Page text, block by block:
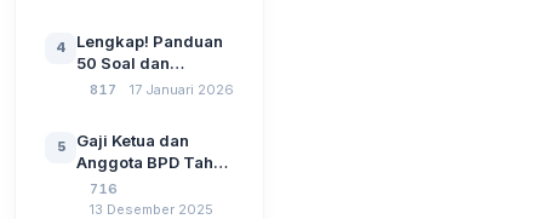
Kebangsaan, dan
Komputer Beserta
Jawaban Paling
4
Lengkap! Panduan
50 Soal dan
Jawaban Tes
Berdasarkan UU No
3 Tahun 2024
817 17 Januari 2026
5
Gaji Ketua dan
Anggota BPD Tahun
2026, Berapa
Besarannya? Ada
716
13 Desember 2025